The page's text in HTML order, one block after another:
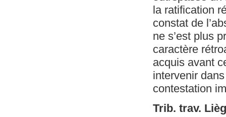
la ratification
constat de
ne s’est plus
caractère
acquis avant
intervenir
contestation
Trib. trav.